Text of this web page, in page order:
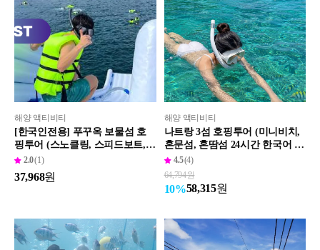
해양 액티비티
[한국인전용] 푸꾸옥 보물섬 호
핑투어 (스노클링, 스피드보트,
픽업포함, 오전 반일투어)
2.0(1)
37,968원
해양 액티비티
나트랑 3섬 호핑투어 (미니비치,
혼문섬, 혼땀섬 24시간 한국어 상
담)4.5(4)
64,794원
10%58,315원